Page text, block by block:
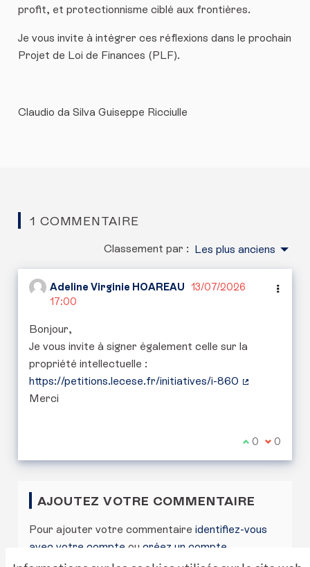
profit, et protectionnisme ciblé aux frontières.
Je vous invite à intégrer ces réflexions dans le prochain
Projet de Loi de Finances (PLF).
​Claudio da Silva Guiseppe Ricciulle
1 COMMENTAIRE
Classement par : Les plus anciens
Adeline Virginie HOAREAU
13/07/2026
17:00
Bonjour,
Je vous invite à signer également celle sur la
propriété intellectuelle :
https://petitions.lecese.fr/initiatives/i-860
Merci
Je suis
0 Je ne
0
AJOUTEZ VOTRE COMMENTAIRE
Pour ajouter votre commentaire identifiez-vous
avec votre compte ou créez un compte